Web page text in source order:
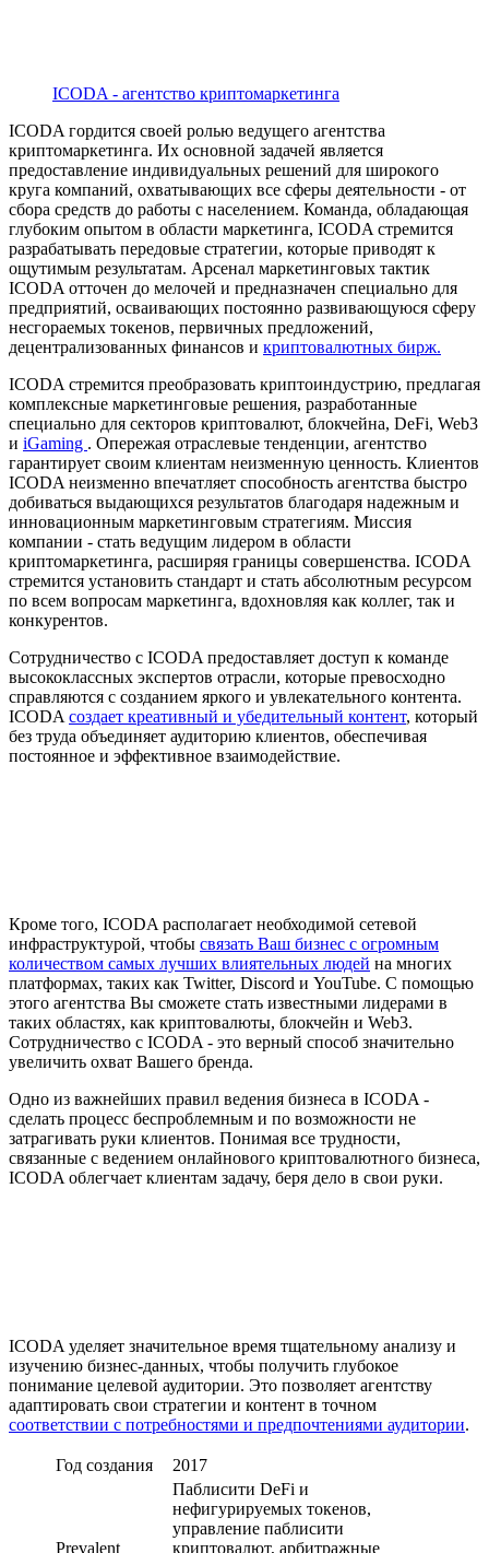
ICODA - агентство криптомаркетинга
ICODA гордится своей ролью ведущего агентства
криптомаркетинга. Их основной задачей является
предоставление индивидуальных решений для широкого
круга компаний, охватывающих все сферы деятельности - от
сбора средств до работы с населением. Команда, обладающая
глубоким опытом в области маркетинга, ICODA стремится
разрабатывать передовые стратегии, которые приводят к
ощутимым результатам. Арсенал маркетинговых тактик
ICODA отточен до мелочей и предназначен специально для
предприятий, осваивающих постоянно развивающуюся сферу
несгораемых токенов, первичных предложений,
децентрализованных финансов и криптовалютных бирж.
ICODA стремится преобразовать криптоиндустрию, предлагая
комплексные маркетинговые решения, разработанные
специально для секторов криптовалют, блокчейна, DeFi, Web3
и iGaming . Опережая отраслевые тенденции, агентство
гарантирует своим клиентам неизменную ценность. Клиентов
ICODA неизменно впечатляет способность агентства быстро
добиваться выдающихся результатов благодаря надежным и
инновационным маркетинговым стратегиям. Миссия
компании - стать ведущим лидером в области
криптомаркетинга, расширяя границы совершенства. ICODA
стремится установить стандарт и стать абсолютным ресурсом
по всем вопросам маркетинга, вдохновляя как коллег, так и
конкурентов.
Сотрудничество с ICODA предоставляет доступ к команде
высококлассных экспертов отрасли, которые превосходно
справляются с созданием яркого и увлекательного контента.
ICODA создает креативный и убедительный контент, который
без труда объединяет аудиторию клиентов, обеспечивая
постоянное и эффективное взаимодействие.
Кроме того, ICODA располагает необходимой сетевой
инфраструктурой, чтобы связать Ваш бизнес с огромным
количеством самых лучших влиятельных людей на многих
платформах, таких как Twitter, Discord и YouTube. С помощью
этого агентства Вы сможете стать известными лидерами в
таких областях, как криптовалюты, блокчейн и Web3.
Сотрудничество с ICODA - это верный способ значительно
увеличить охват Вашего бренда.
Одно из важнейших правил ведения бизнеса в ICODA -
сделать процесс беспроблемным и по возможности не
затрагивать руки клиентов. Понимая все трудности,
связанные с ведением онлайнового криптовалютного бизнеса,
ICODA облегчает клиентам задачу, беря дело в свои руки.
ICODA уделяет значительное время тщательному анализу и
изучению бизнес-данных, чтобы получить глубокое
понимание целевой аудитории. Это позволяет агентству
адаптировать свои стратегии и контент в точном
соответствии с потребностями и предпочтениями аудитории.
Год создания 2017
Prevalent
Паблисити DeFi и
нефигурируемых токенов,
управление паблисити
криптовалют, арбитражные